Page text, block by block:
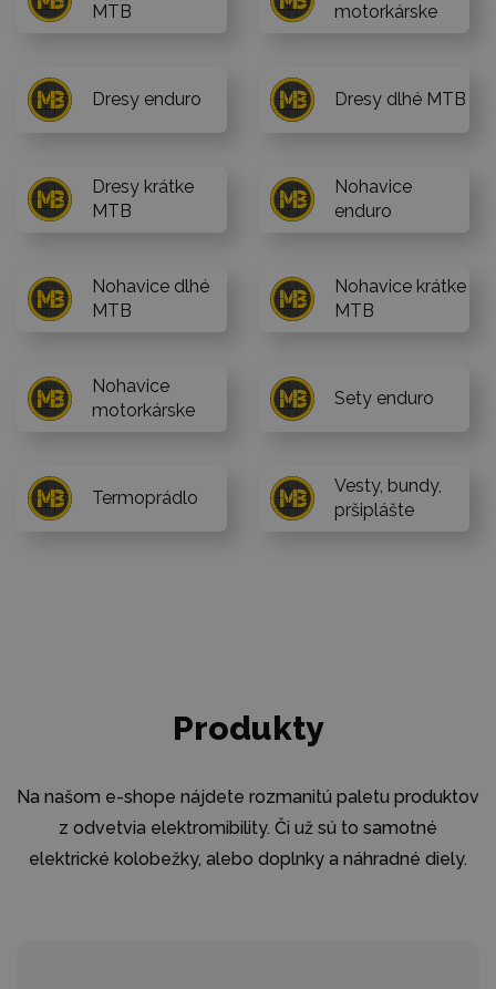
MTB
motorkárske
Dresy enduro Dresy dlhé MTB
Dresy krátke
MTB
Nohavice
enduro
Nohavice dlhé
MTB
Nohavice krátke
MTB
Nohavice
motorkárske
Sety enduro
Termoprádlo
Vesty, bundy,
pršiplášte
Produkty
Na našom e-shope nájdete rozmanitú paletu produktov
z odvetvia elektromibility. Či už sú to samotné
elektrické kolobežky, alebo doplnky a náhradné diely.